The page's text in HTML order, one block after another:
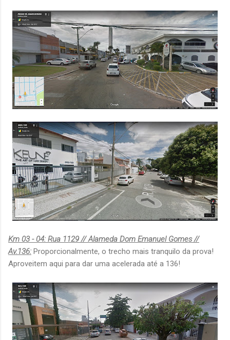
Km 03 - 04: Rua 1129 // Alameda Dom Emanuel Gomes //
Av.136: Proporcionalmente, o trecho mais tranquilo da prova!
Aproveitem aqui para dar uma acelerada até a 136!